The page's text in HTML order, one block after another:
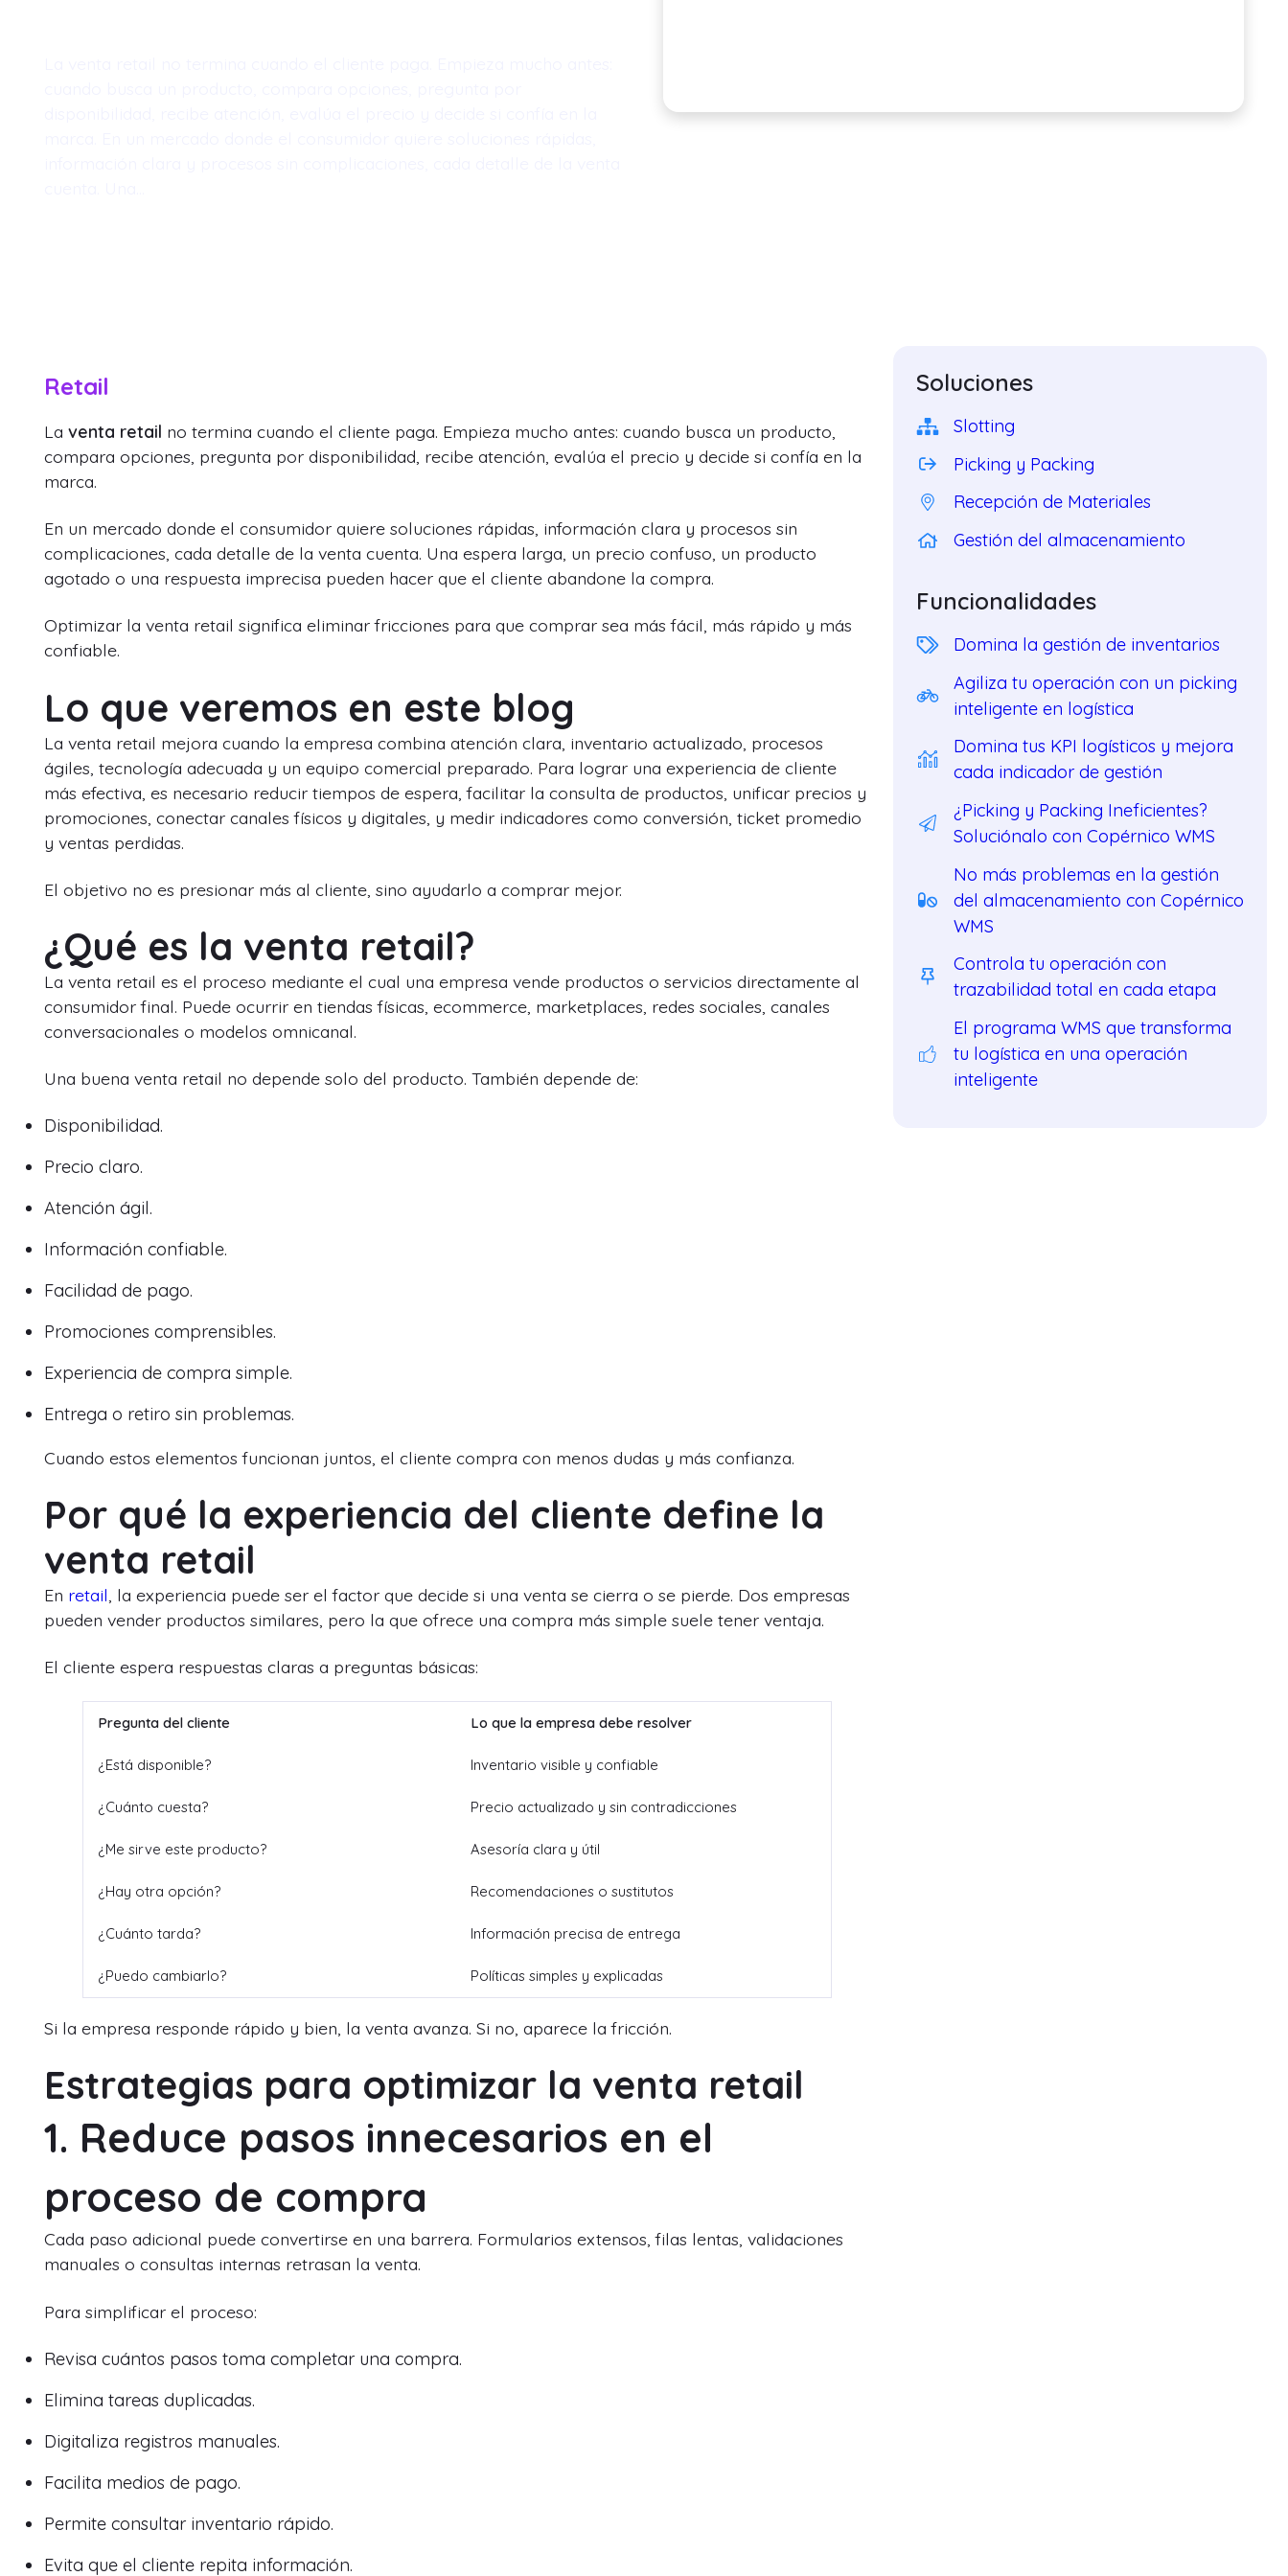
Retail
La venta retail no termina cuando el cliente paga. Empieza mucho antes: cuando busca un producto,
compara opciones, pregunta por disponibilidad, recibe atención, evalúa el precio y decide si confía en la
marca.
En un mercado donde el consumidor quiere soluciones rápidas, información clara y procesos sin
complicaciones, cada detalle de la venta cuenta. Una espera larga, un precio confuso, un producto
agotado o una respuesta imprecisa pueden hacer que el cliente abandone la compra.
Optimizar la venta retail significa eliminar fricciones para que comprar sea más fácil, más rápido y más
confiable.
Lo que veremos en este blog
La venta retail mejora cuando la empresa combina atención clara, inventario actualizado, procesos
ágiles, tecnología adecuada y un equipo comercial preparado. Para lograr una experiencia de cliente
más efectiva, es necesario reducir tiempos de espera, facilitar la consulta de productos, unificar precios y
promociones, conectar canales físicos y digitales, y medir indicadores como conversión, ticket promedio
y ventas perdidas.
El objetivo no es presionar más al cliente, sino ayudarlo a comprar mejor.
¿Qué es la venta retail?
La venta retail es el proceso mediante el cual una empresa vende productos o servicios directamente al
consumidor final. Puede ocurrir en tiendas físicas, ecommerce, marketplaces, redes sociales, canales
conversacionales o modelos omnicanal.
Una buena venta retail no depende solo del producto. También depende de:
Disponibilidad.
Precio claro.
Atención ágil.
Información confiable.
Facilidad de pago.
Promociones comprensibles.
Experiencia de compra simple.
Entrega o retiro sin problemas.
Cuando estos elementos funcionan juntos, el cliente compra con menos dudas y más confianza.
Por qué la experiencia del cliente define la
venta retail
En retail , la experiencia puede ser el factor que decide si una venta se cierra o se pierde. Dos empresas
pueden vender productos similares, pero la que ofrece una compra más simple suele tener ventaja.
El cliente espera respuestas claras a preguntas básicas:
Pregunta del cliente Lo que la empresa debe resolver
¿Está disponible? Inventario visible y confiable
¿Cuánto cuesta? Precio actualizado y sin contradicciones
¿Me sirve este producto? Asesoría clara y útil
¿Hay otra opción? Recomendaciones o sustitutos
¿Cuánto tarda? Información precisa de entrega
¿Puedo cambiarlo? Políticas simples y explicadas
Si la empresa responde rápido y bien, la venta avanza. Si no, aparece la fricción.
Estrategias para optimizar la venta retail
1. Reduce pasos innecesarios en el
proceso de compra
Cada paso adicional puede convertirse en una barrera. Formularios extensos, filas lentas, validaciones
manuales o consultas internas retrasan la venta.
Para simplificar el proceso:
Revisa cuántos pasos toma completar una compra.
Elimina tareas duplicadas.
Digitaliza registros manuales.
Facilita medios de pago.
Permite consultar inventario rápido.
Evita que el cliente repita información.
Soluciones
Slotting
Picking y Packing
Recepción de Materiales
Gestión del almacenamiento
Funcionalidades
Domina la gestión de inventarios
Agiliza tu operación con un picking
inteligente en logística
Domina tus KPI logísticos y mejora
cada indicador de gestión
¿Picking y Packing Ineficientes?
Soluciónalo con Copérnico WMS
No más problemas en la gestión
del almacenamiento con Copérnico
WMS
Controla tu operación con
trazabilidad total en cada etapa
El programa WMS que transforma
tu logística en una operación
inteligente